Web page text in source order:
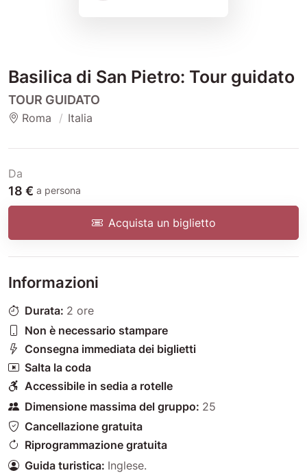
Basilica di San Pietro: Tour guidato
TOUR GUIDATO
Roma Italia
Da
18 € a persona
Acquista un biglietto
Informazioni
Durata: 2 ore
Non è necessario stampare
Consegna immediata dei biglietti
Salta la coda
Accessibile in sedia a rotelle
Dimensione massima del gruppo: 25
Cancellazione gratuita
Riprogrammazione gratuita
Guida turistica: Inglese.